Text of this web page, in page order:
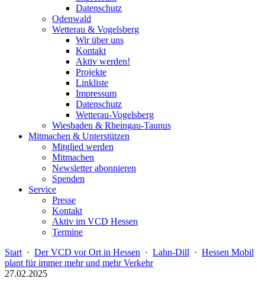
Datenschutz
Odenwald
Wetterau & Vogelsberg
Wir über uns
Kontakt
Aktiv werden!
Projekte
Linkliste
Impressum
Datenschutz
Wetterau-Vogelsberg
Wiesbaden & Rheingau-Taunus
Mitmachen & Unterstützen
Mitglied werden
Mitmachen
Newsletter abonnieren
Spenden
Service
Presse
Kontakt
Aktiv im VCD Hessen
Termine
Start · Der VCD vor Ort in Hessen · Lahn-Dill · Hessen Mobil
plant für immer mehr und mehr Verkehr
27.02.2025